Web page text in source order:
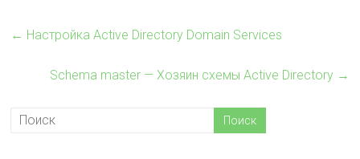
← Настройка Active Directory Domain Services
Schema master — Хозяин схемы Active Directory →